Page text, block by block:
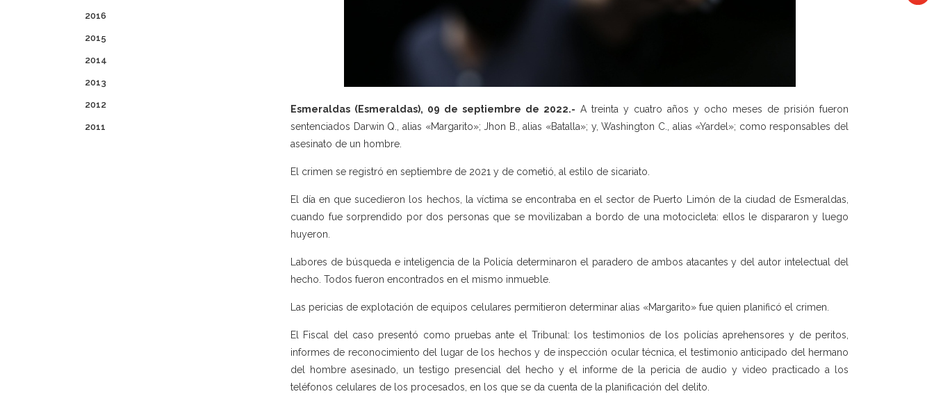
2016
2015
2014
2013
2012
2011
Esmeraldas (Esmeraldas), 09 de septiembre de 2022.- A treinta y cuatro años y ocho meses de prisión fueron
sentenciados Darwin Q., alias «Margarito»; Jhon B., alias «Batalla»; y, Washington C., alias «Yardel»; como responsables del
asesinato de un hombre.
El crimen se registró en septiembre de 2021 y de cometió, al estilo de sicariato.
El día en que sucedieron los hechos, la víctima se encontraba en el sector de Puerto Limón de la ciudad de Esmeraldas,
cuando fue sorprendido por dos personas que se movilizaban a bordo de una motocicleta: ellos le dispararon y luego
huyeron.
Labores de búsqueda e inteligencia de la Policía determinaron el paradero de ambos atacantes y del autor intelectual del
hecho. Todos fueron encontrados en el mismo inmueble.
Las pericias de explotación de equipos celulares permitieron determinar alias «Margarito» fue quien planificó el crimen.
El Fiscal del caso presentó como pruebas ante el Tribunal: los testimonios de los policías aprehensores y de peritos,
informes de reconocimiento del lugar de los hechos y de inspección ocular técnica, el testimonio anticipado del hermano
del hombre asesinado, un testigo presencial del hecho y el informe de la pericia de audio y video practicado a los
teléfonos celulares de los procesados, en los que se da cuenta de la planificación del delito.